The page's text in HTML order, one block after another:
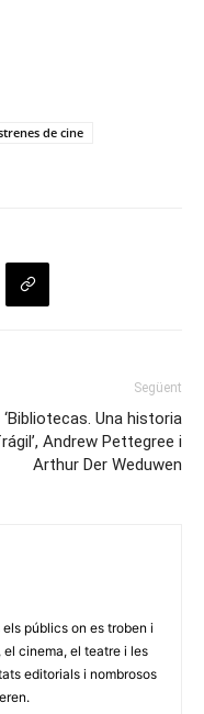
de cine
Següent
‘Bibliotecas. Una historia
Andrew Pettegree i
Arthur Der Weduwen
públics on es troben i
cinema, el teatre i les
editorials i nombrosos